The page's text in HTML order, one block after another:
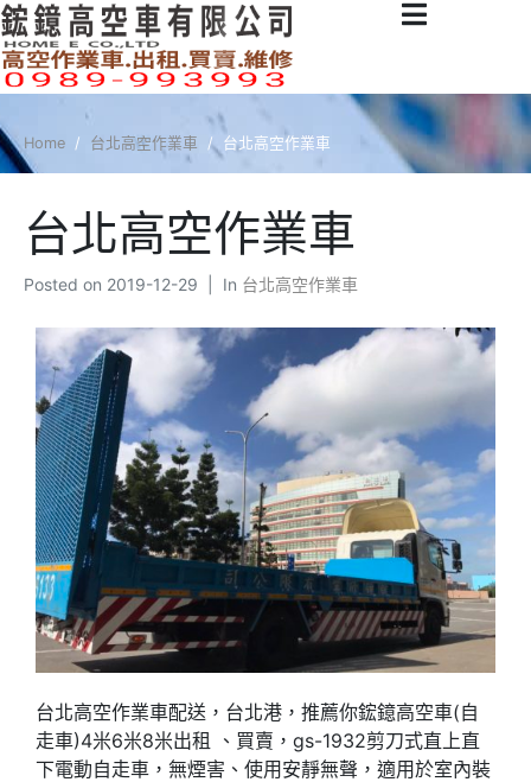
Home 台北高空作業車 台北高空作業車
台北高空作業車
Posted on 2019-12-29 In 台北高空作業車
台北高空作業車配送，台北港，推薦你鋐鐿高空車(自
走車)4米6米8米出租 、買賣，gs-1932剪刀式直上直
下電動自走車，無煙害、使用安靜無聲，適用於室內裝